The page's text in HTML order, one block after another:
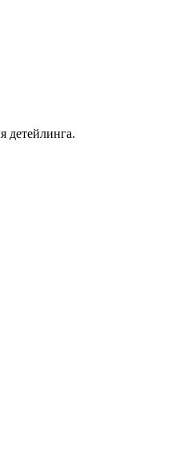
детейлинга.